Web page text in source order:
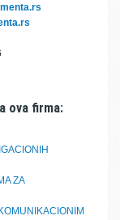
ova firma:
ZA